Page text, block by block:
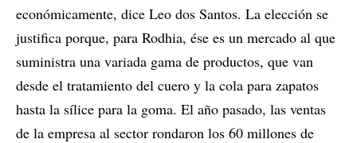
económicamente, dice Leo dos Santos. La elección se
justifica porque, para Rodhia, ése es un mercado al que
suministra una variada gama de productos, que van
desde el tratamiento del cuero y la cola para zapatos
hasta la sílice para la goma. El año pasado, las ventas
de la empresa al sector rondaron los 60 millones de